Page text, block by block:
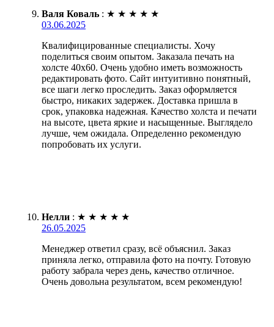
Валя Коваль : ★ ★ ★ ★ ★
03.06.2025
Квалифицированные специалисты. Хочу
поделиться своим опытом. Заказала печать на
холсте 40х60. Очень удобно иметь возможность
редактировать фото. Сайт интуитивно понятный,
все шаги легко проследить. Заказ оформляется
быстро, никаких задержек. Доставка пришла в
срок, упаковка надежная. Качество холста и печати
на высоте, цвета яркие и насыщенные. Выглядело
лучше, чем ожидала. Определенно рекомендую
попробовать их услуги.
Нелли : ★ ★ ★ ★ ★
26.05.2025
Менеджер ответил сразу, всё объяснил. Заказ
приняла легко, отправила фото на почту. Готовую
работу забрала через день, качество отличное.
Очень довольна результатом, всем рекомендую!